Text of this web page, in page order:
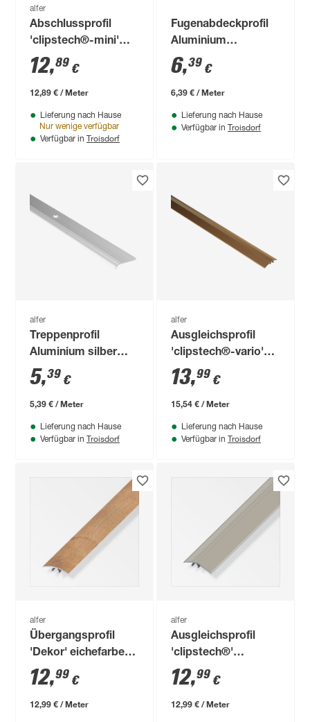
alfer
Abschlussprofil
'clipstech®-mini'
Aluminium
bronzefarben 1000 x
19,5 mm
12,89 €
12,89 € / Meter
Lieferung nach Hause
Nur wenige verfügbar
Verfügbar in Troisdorf
Fugenabdeckprofil
Aluminium
champagner 1000 x
25 mm
6,39 €
6,39 € / Meter
Lieferung nach Hause
Verfügbar in Troisdorf
alfer
Treppenprofil
Aluminium silber
1000 x 25 x 6 mm
5,39 €
5,39 € / Meter
Lieferung nach Hause
Verfügbar in Troisdorf
alfer
Ausgleichsprofil
'clipstech®-vario'
Aluminium
bronzefarben 900 x
40 mm
13,99 €
15,54 € / Meter
Lieferung nach Hause
Verfügbar in Troisdorf
alfer
Übergangsprofil
'Dekor' eichefarben
1000 x 33 mm
12,99 €
12,99 € / Meter
alfer
Ausgleichsprofil
'clipstech®'
Aluminium
titanfarben 1000 x 40
mm
12,99 €
12,99 € / Meter